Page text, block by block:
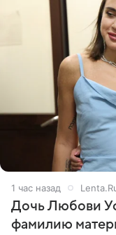
1 час назад
Дочь Любови
фамилию